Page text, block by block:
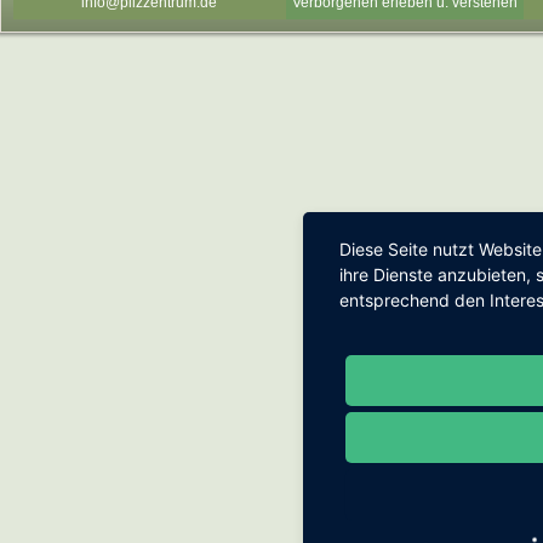
Diese Seite nutzt
ihre Dienste anzubieten,
entsprechend den